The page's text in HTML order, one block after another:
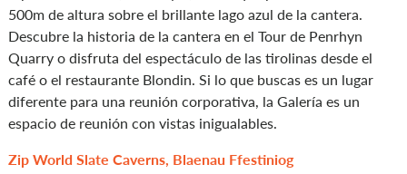
500m de altura sobre el brillante lago azul de la cantera.
Descubre la historia de la cantera en el Tour de Penrhyn
Quarry o disfruta del espectáculo de las tirolinas desde el
café o el restaurante Blondin. Si lo que buscas es un lugar
diferente para una reunión corporativa, la Galería es un
espacio de reunión con vistas inigualables.
Zip World Slate Caverns, Blaenau Ffestiniog